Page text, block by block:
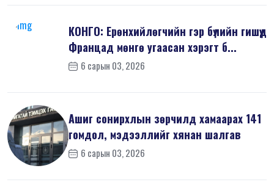
КОНГО: Ерөнхийлөгчийн гэр бүлийн гишүүд
Францад мөнгө угаасан хэрэгт б...
6 сарын 03, 2026
Ашиг сонирхлын зөрчилд хамаарах 141
гомдол, мэдээллийг хянан шалгав
6 сарын 03, 2026